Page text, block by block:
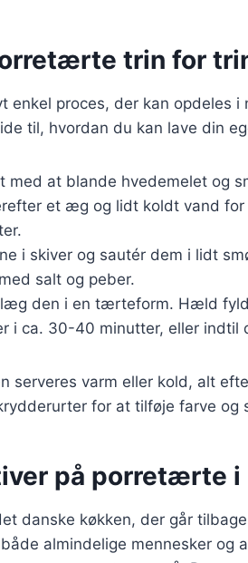
trin for
proces, der kan opdeles i
til, hvordan du kan lave din
med at blande hvedemelet og
et æg og lidt koldt vand
i skiver og sautér dem i lidt
salt og peber.
læg den i en tærteform. Hæld
i ca. 30-40 minutter, eller indtil
varm eller kold, alt
for at tilføje farve og
på porretærte i
danske køkken, der går
almindelige mennesker og